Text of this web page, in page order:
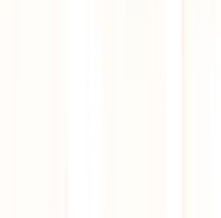
o Japão
os EUA